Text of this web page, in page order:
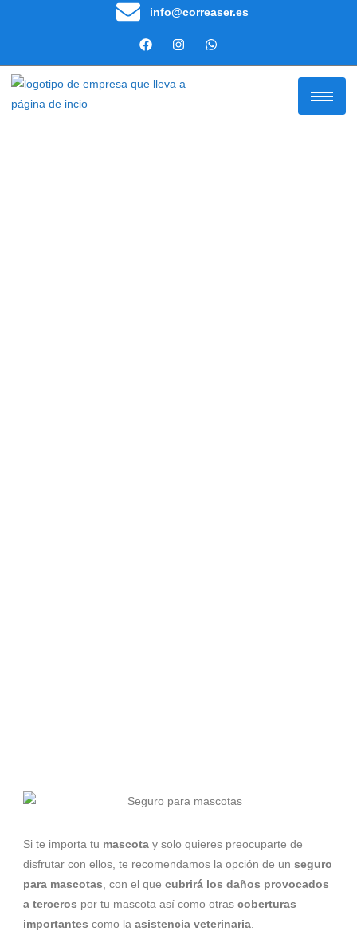
info@correaser.es
Si te importa tu mascotay solo quieres preocuparte de
disfrutar con ellos, te recomendamos la opción de un seguro
para mascotas , con el que cubrirá los daños provocados
a terceros por tu mascota así como otras coberturas
importantes como la asistencia veterinaria.